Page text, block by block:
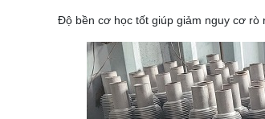
Độ bền cơ học tốt giúp giảm nguy cơ rò